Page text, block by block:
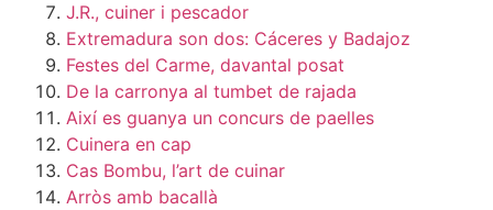
J.R., cuiner i pescador
Extremadura son dos: Cáceres y Badajoz
Festes del Carme, davantal posat
De la carronya al tumbet de rajada
Així es guanya un concurs de paelles
Cuinera en cap
Cas Bombu, l’art de cuinar
Arròs amb bacallà